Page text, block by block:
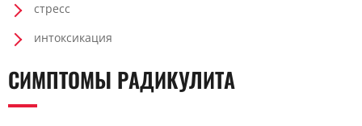
стресс
интоксикация
СИМПТОМЫ РАДИКУЛИТА